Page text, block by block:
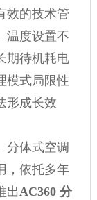
效的技术管
温度设置不
期待机耗电
模式局限性
形成长效
分体式空调
，依托多年
出AC360 分